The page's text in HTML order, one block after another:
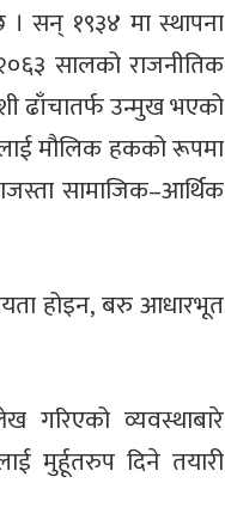
। सन् १९३४ मा स्थापना
सालको राजनीतिक
ढाँचातर्फ उन्मुख भएको
मौलिक हकको रूपमा
सामाजिक–आर्थिक
होइन, बरु आधारभूत
गरिएको व्यवस्थाबारे
मुर्हूतरुप दिने तयारी